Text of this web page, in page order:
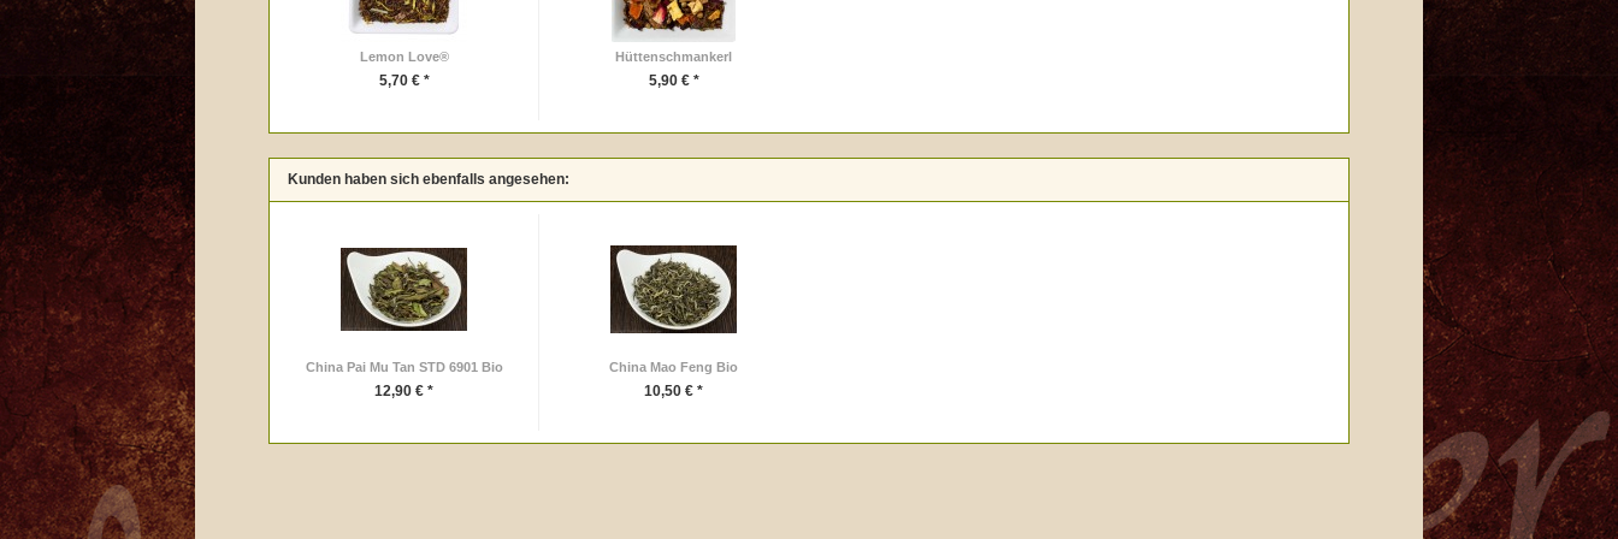
Lemon Love®
5,70 € *
Hüttenschmankerl
5,90 € *
Kunden haben sich ebenfalls angesehen:
China Pai Mu Tan STD 6901 Bio
12,90 € *
China Mao Feng Bio
10,50 € *